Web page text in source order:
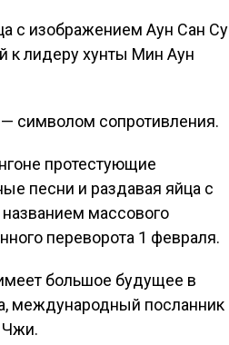
с изображением Аун Сан Су
к лидеру хунты Мин Аун
символом сопротивления.
протестующие
песни и раздавая яйца с
массового
переворота 1 февраля.
большое будущее в
международный посланник
Чжи.